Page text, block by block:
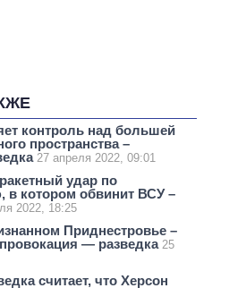
контроль над большей
пространства –
27 апреля 2022, 09:01
удар по
в котором обвинит ВСУ –
2022, 18:25
Приднестровье –
— разведка 25
считает, что Херсон